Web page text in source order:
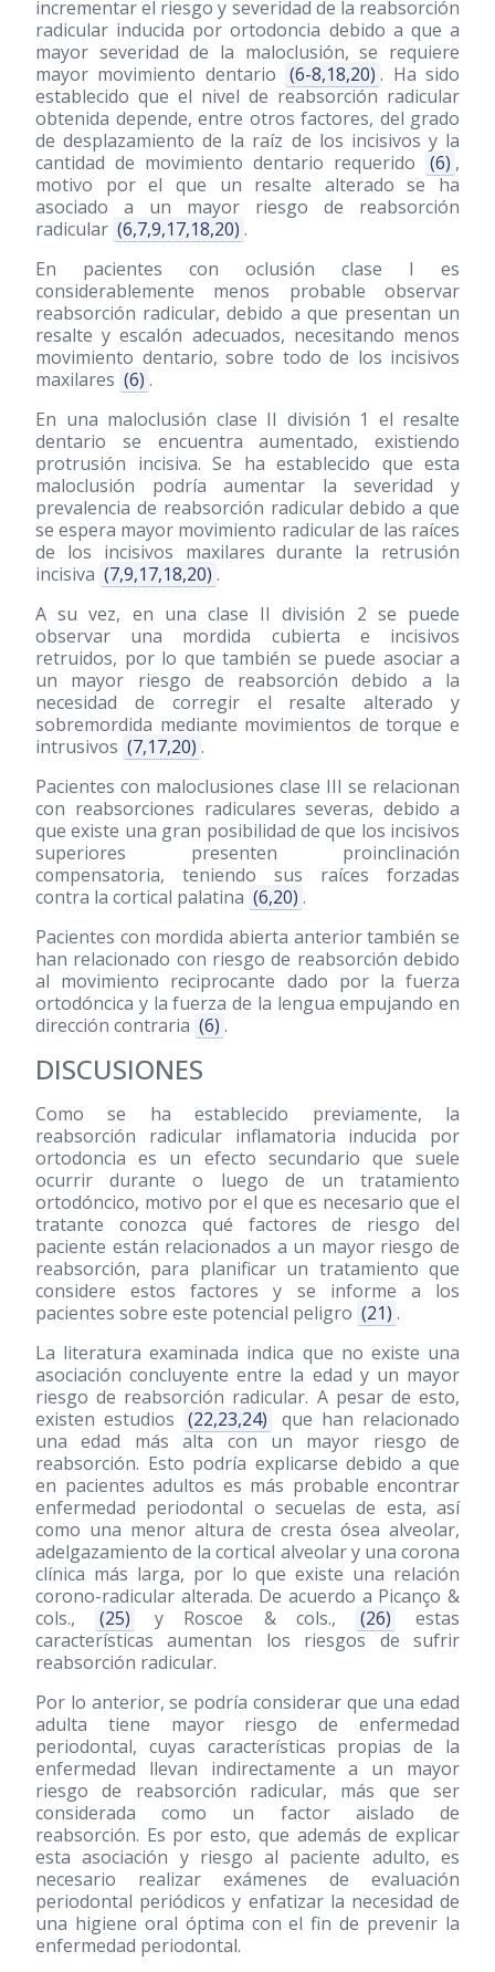
incrementar el riesgo y severidad de la reabsorción
radicular inducida por ortodoncia debido a que a
mayor severidad de la maloclusión, se requiere
mayor movimiento dentario
(6-8,18,20) . Ha sido
establecido que el nivel de reabsorción radicular
obtenida depende, entre otros factores, del grado
de desplazamiento de la raíz de los incisivos y la
cantidad de movimiento dentario requerido
(6) ,
motivo por el que un resalte alterado se ha
asociado a un mayor riesgo de reabsorción
radicular (6,7,9,17,18,20) .
En pacientes con oclusión clase I es
considerablemente menos probable observar
reabsorción radicular, debido a que presentan un
resalte y escalón adecuados, necesitando menos
movimiento dentario, sobre todo de los incisivos
maxilares (6) .
En una maloclusión clase II división 1 el resalte
dentario se encuentra aumentado, existiendo
protrusión incisiva. Se ha establecido que esta
maloclusión podría aumentar la severidad y
prevalencia de reabsorción radicular debido a que
se espera mayor movimiento radicular de las raíces
de los incisivos maxilares durante la retrusión
incisiva (7,9,17,18,20) .
A su vez, en una clase II división 2 se puede
observar una mordida cubierta e incisivos
retruidos, por lo que también se puede asociar a
un mayor riesgo de reabsorción debido a la
necesidad de corregir el resalte alterado y
sobremordida mediante movimientos de torque e
intrusivos (7,17,20) .
Pacientes con maloclusiones clase III se relacionan
con reabsorciones radiculares severas, debido a
que existe una gran posibilidad de que los incisivos
superiores presenten proinclinación
compensatoria, teniendo sus raíces forzadas
contra la cortical palatina (6,20) .
Pacientes con mordida abierta anterior también se
han relacionado con riesgo de reabsorción debido
al movimiento reciprocante dado por la fuerza
ortodóncica y la fuerza de la lengua empujando en
dirección contraria (6) .
DISCUSIONES
Como se ha establecido previamente, la
reabsorción radicular inflamatoria inducida por
ortodoncia es un efecto secundario que suele
ocurrir durante o luego de un tratamiento
ortodóncico, motivo por el que es necesario que el
tratante conozca qué factores de riesgo del
paciente están relacionados a un mayor riesgo de
reabsorción, para planificar un tratamiento que
considere estos factores y se informe a los
pacientes sobre este potencial peligro (21) .
La literatura examinada indica que no existe una
asociación concluyente entre la edad y un mayor
riesgo de reabsorción radicular. A pesar de esto,
existen estudios
(22,23,24)
que han relacionado
una edad más alta con un mayor riesgo de
reabsorción. Esto podría explicarse debido a que
en pacientes adultos es más probable encontrar
enfermedad periodontal o secuelas de esta, así
como una menor altura de cresta ósea alveolar,
adelgazamiento de la cortical alveolar y una corona
clínica más larga, por lo que existe una relación
corono-radicular alterada. De acuerdo a Picanço &
cols.,
(25) y Roscoe & cols., (26)
estas
características aumentan los riesgos de sufrir
reabsorción radicular.
Por lo anterior, se podría considerar que una edad
adulta tiene mayor riesgo de enfermedad
periodontal, cuyas características propias de la
enfermedad llevan indirectamente a un mayor
riesgo de reabsorción radicular, más que ser
considerada como un factor aislado de
reabsorción. Es por esto, que además de explicar
esta asociación y riesgo al paciente adulto, es
necesario realizar exámenes de evaluación
periodontal periódicos y enfatizar la necesidad de
una higiene oral óptima con el fin de prevenir la
enfermedad periodontal.